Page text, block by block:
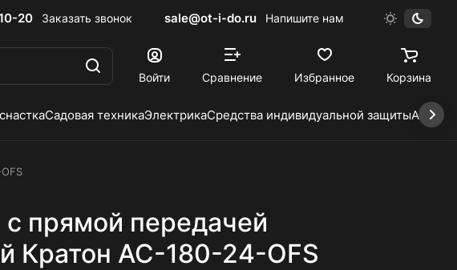
20 Заказать звонок sale@ot-i-do.ru Напишите нам
Войти Сравнение Избранное Корзина
Садовая техникаЭлектрикаСредства индивидуальной защиты
прямой передачей
Кратон AC-180-24-OFS